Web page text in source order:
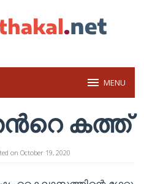
MENU
കത്ത്
on October 19, 2020